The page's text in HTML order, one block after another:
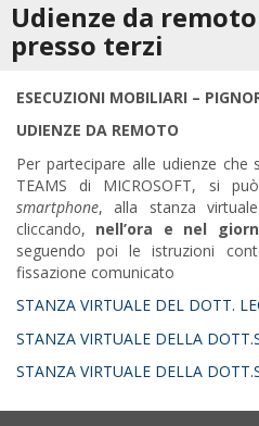
Udienze da
presso terzi
ESECUZIONI MOBILIARI –
UDIENZE DA REMOTO
Per partecipare alle udienze
TEAMS di MICROSOFT, si
smartphone, alla stanza
cliccando, nell’ora e nel
seguendo poi le istruzioni
fissazione comunicato
STANZA VIRTUALE DEL DOTT.
STANZA VIRTUALE DELLA
STANZA VIRTUALE DELLA